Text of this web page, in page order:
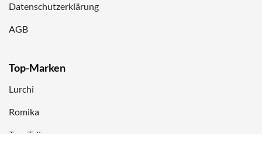
Datenschutzerklärung
AGB
Top-Marken
Lurchi
Romika
Tom Tailor